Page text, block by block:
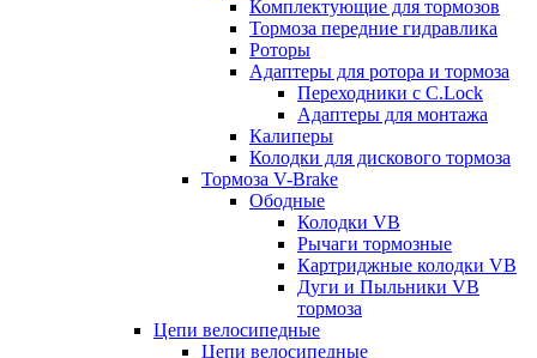
Комплектующие для тормозов
Тормоза передние гидравлика
Роторы
Адаптеры для ротора и тормоза
Переходники с C.Lock
Адаптеры для монтажа
Калиперы
Колодки для дискового тормоза
Тормоза V-Brake
Ободные
Колодки VB
Рычаги тормозные
Картриджные колодки VB
Дуги и Пыльники VB
тормоза
Цепи велосипедные
Цепи велосипедные